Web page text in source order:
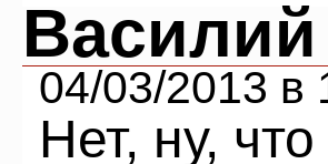
04/03/2013 в
Нет, ну,